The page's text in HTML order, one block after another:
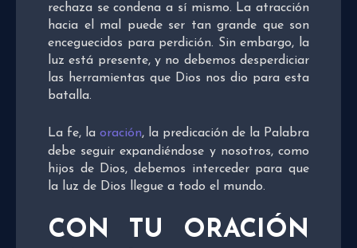
rechaza se condena a sí mismo. La atracción
hacia el mal puede ser tan grande que son
enceguecidos para perdición. Sin embargo, la
luz está presente, y no debemos desperdiciar
las herramientas que Dios nos dio para esta
batalla.
La fe, la oración, la predicación de la Palabra
debe seguir expandiéndose y nosotros, como
hijos de Dios, debemos interceder para que
la luz de Dios llegue a todo el mundo.
CON TU ORACIÓN